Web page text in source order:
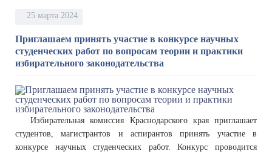
25 марта 2024
Приглашаем принять участие в конкурсе научных
студенческих работ по вопросам теории и практики
избирательного законодательства
Избирательная комиссия Краснодарского края приглашает
студентов, магистрантов и аспирантов принять участие в
конкурсе научных студенческих работ. Конкурс проводится